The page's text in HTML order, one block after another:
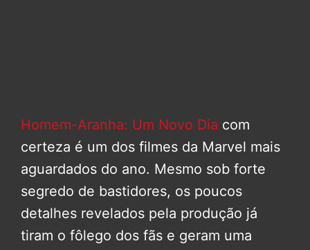
Homem-Aranha: Um Novo Dia com
certeza é um dos filmes da Marvel mais
aguardados do ano. Mesmo sob forte
segredo de bastidores, os poucos
detalhes revelados pela produção já
tiram o fôlego dos fãs e geram uma